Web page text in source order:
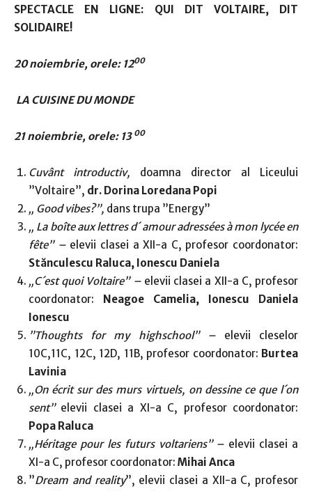
SPECTACLE EN LIGNE: QUI DIT VOLTAIRE, DIT
SOLIDAIRE!
20 noiembrie, orele: 1200
LA CUISINE DU MONDE
21 noiembrie, orele: 13 00
Cuvânt introductiv, doamna director al Liceului
”Voltaire”, dr. Dorina Loredana Popi
„ Good vibes?”, dans trupa ”Energy”
„ La boîte aux lettres d´ amour adressées à mon lycée en
fête” – elevii clasei a XII-a C, profesor coordonator:
Stănculescu Raluca, Ionescu Daniela
„C´est quoi Voltaire” – elevii clasei a XII-a C, profesor
coordonator: Neagoe Camelia, Ionescu Daniela
Ionescu
”Thoughts for my highschool” – elevii cleselor
10C,11C, 12C, 12D, 11B, profesor coordonator: Burtea
Lavinia
„On écrit sur des murs virtuels, on dessine ce que l´on
sent” elevii clasei a XI-a C, profesor coordonator:
Popa Raluca
„Héritage pour les futurs voltariens” – elevii clasei a
XI-a C, profesor coordonator: Mihai Anca
”Dream and reality”, elevii clasei a XII-a C, profesor